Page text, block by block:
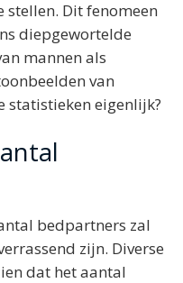
Dit fenomeen
diepgewortelde
mannen als
van
statistieken eigenlijk?
bedpartners zal
zijn. Diverse
dat het aantal